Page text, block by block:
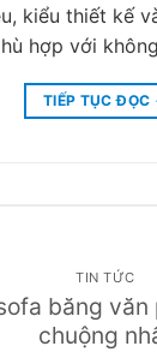
kiểu thiết kế
hợp với
TIẾP TỤC ĐỌC
TIN TỨC
băng
chuộng